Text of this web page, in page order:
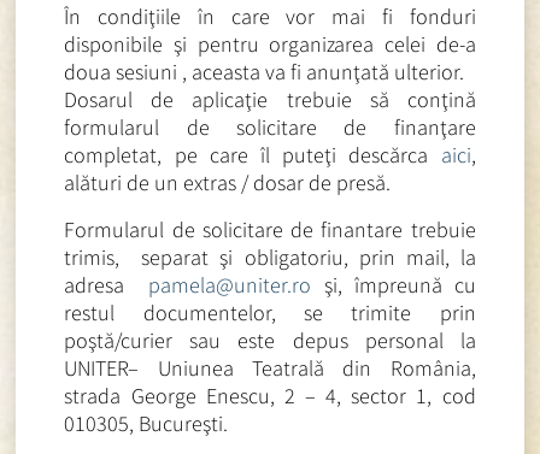
În condiţiile în care vor mai fi fonduri
disponibile şi pentru organizarea celei de-a
doua sesiuni , aceasta va fi anunţată ulterior.
Dosarul de aplicaţie trebuie să conţină
formularul de solicitare de finanţare
completat, pe care îl puteţi descărca aici,
alături de un extras / dosar de presă.
Formularul de solicitare de finantare trebuie
trimis, separat şi obligatoriu, prin mail, la
adresa pamela@uniter.ro şi, împreună cu
restul documentelor, se trimite prin
poştă/curier sau este depus personal la
UNITER– Uniunea Teatrală din România,
strada George Enescu, 2 – 4, sector 1, cod
010305, Bucureşti.